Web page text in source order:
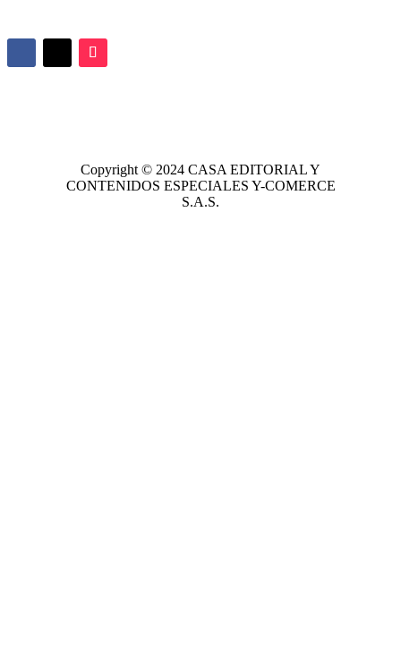
Copyright © 2024 CASA EDITORIALY
CONTENIDOS ESPECIALES Y-COMERCE
S.A.S.